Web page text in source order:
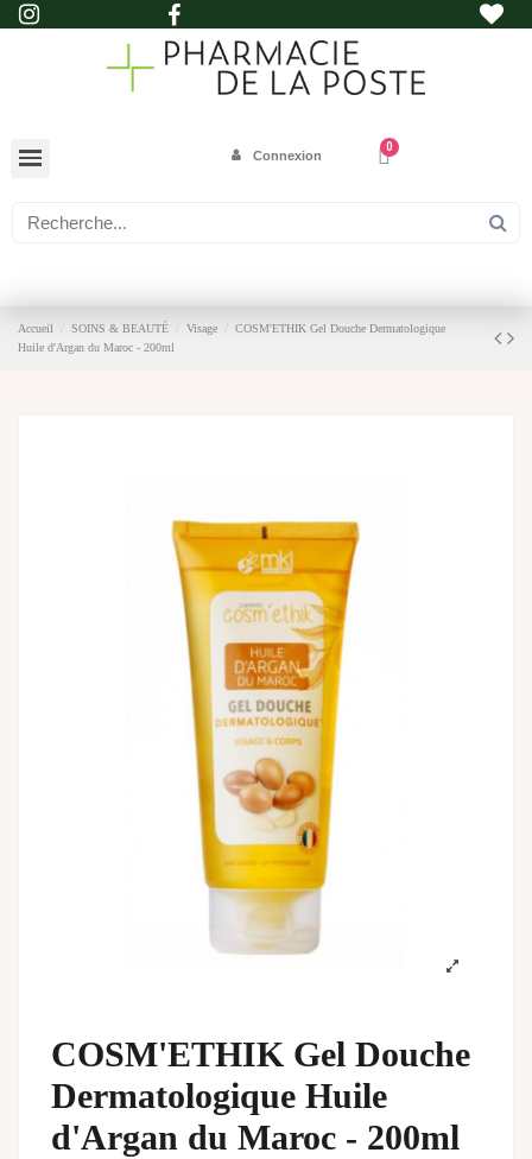
Connexion
Accueil SOINS & BEAUTÉ Visage
COSM'ETHIK Gel Douche Dermatologique
Huile d'Argan du Maroc - 200ml
COSM'ETHIK Gel Douche
Dermatologique Huile
d'Argan du Maroc - 200ml